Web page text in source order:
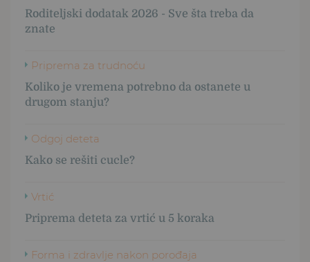
Roditeljski dodatak 2026 - Sve šta treba da
znate
Priprema za trudnoću
Koliko je vremena potrebno da ostanete u
drugom stanju?
Odgoj deteta
Kako se rešiti cucle?
Vrtić
Priprema deteta za vrtić u 5 koraka
Forma i zdravlje nakon porođaja